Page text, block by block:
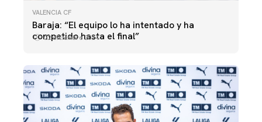
VALENCIA CF
Baraja: “El equipo lo ha intentado y ha
competido hasta el final”
22 diciembre 2024